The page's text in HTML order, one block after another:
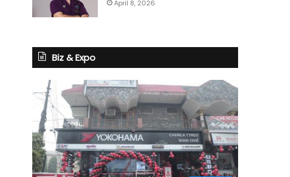
April 8, 2026
Biz & Expo